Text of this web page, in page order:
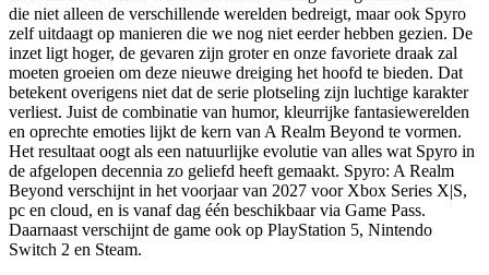
die niet alleen de verschillende werelden bedreigt, maar ook Spyro
zelf uitdaagt op manieren die we nog niet eerder hebben gezien. De
inzet ligt hoger, de gevaren zijn groter en onze favoriete draak zal
moeten groeien om deze nieuwe dreiging het hoofd te bieden. Dat
betekent overigens niet dat de serie plotseling zijn luchtige karakter
verliest. Juist de combinatie van humor, kleurrijke fantasiewerelden
en oprechte emoties lijkt de kern van A Realm Beyond te vormen.
Het resultaat oogt als een natuurlijke evolutie van alles wat Spyro in
de afgelopen decennia zo geliefd heeft gemaakt. Spyro: A Realm
Beyond verschijnt in het voorjaar van 2027 voor Xbox Series X|S,
pc en cloud, en is vanaf dag één beschikbaar via Game Pass.
Daarnaast verschijnt de game ook op PlayStation 5, Nintendo
Switch 2 en Steam.